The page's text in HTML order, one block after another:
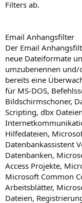
Filters ab.
Email Anhangsfilter
Der Email
neue Dateiformate
umzubenennen und/
bereits eine
für MS-DOS,
Bildschirmschoner,
Scripting, dbx
Hilfedateien,
Datenbankassistent
Datenbanken,
Access Projekte,
Microsoft Common
Arbeitsblätter,
Dateien,